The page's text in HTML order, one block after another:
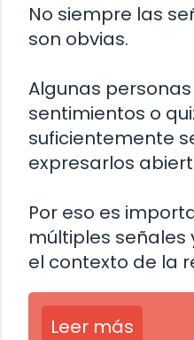
No siempre las
son obvias.
Algunas
sentimientos o
suficientemente
expresarlos
Por eso es
múltiples señales
el contexto de la
Leer más